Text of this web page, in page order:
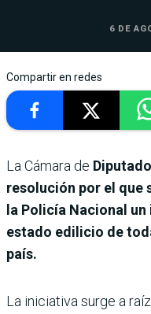
6 DE
Compartir en redes
La Cámara de
resolución por el que
la Policía Nacional
estado edilicio de
país.
La iniciativa surge a